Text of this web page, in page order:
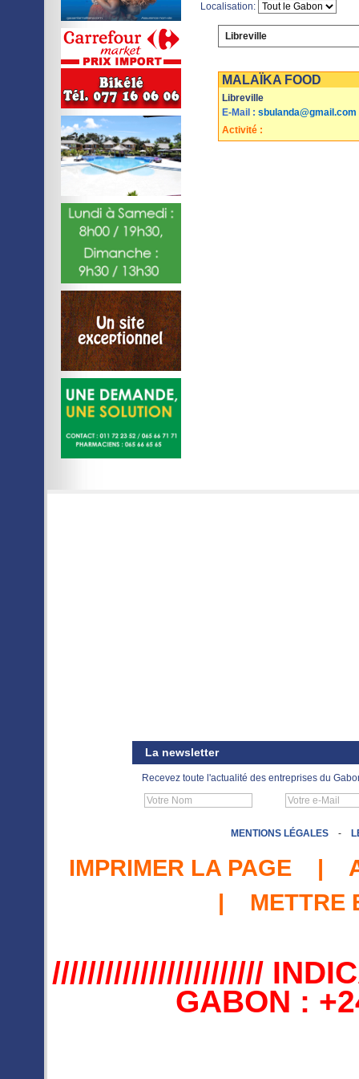
Localisation:
Libreville
MALAÏKA FOOD
Libreville
E-Mail : sbulanda@gmail.com
Activité :
La newsletter
Recevez toute l'actualité des entreprises du
MENTIONS LÉGALES -
IMPRIMER LA PAGE|
| METTRE
////////////////////////
GABON :